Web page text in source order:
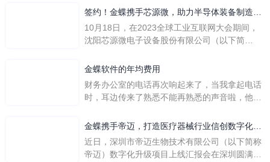
一个好用的医药管理系统软件应具备以下特点。
地进行操作。 复杂的
签约！金蝶携手芯源微，助力半导体装备制造领
先企业迈向世界
10月18日，在2023全球工业互联网大会期间，
沈阳芯源微电子设备股份有限公司（以下简
下简称“金蝶”）在辽宁沈阳签署战略合作协议。
营管控平台，从而实现公司产研一体化、业财一
体化，提升公司整体业务水平。
金蝶软件的年均费用
财务办公室的电话再次响起来了，当我拿起电话
时，耳边传来了熟悉不能再熟悉的声音啦，他就
软件过程中遇到任何问题，我都可以获得金蝶服
一年的使用时间已经到了。我们公司用的是金蝶
KIS系列的标准版，一年的服务费是1000元/年。
金蝶携手帝迈，打造医疗器械行业信创数字化标
杆
近日，深圳市帝迈生物技术有限公司（以下简称
帝迈）数字化升级项目上线汇报会在深圳圆满召